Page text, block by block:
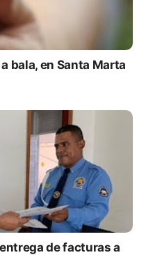
bala, en Santa Marta
de facturas a